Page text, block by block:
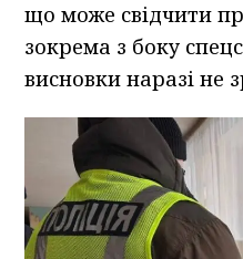
що може свідчити
зокрема з боку
висновки наразі не